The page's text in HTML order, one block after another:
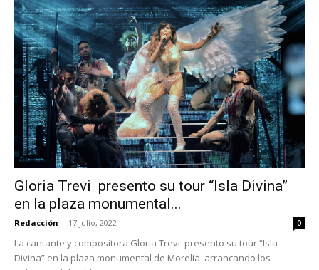
Gloria Trevi presento su tour “Isla Divina”
en la plaza monumental...
Redacción - 17 julio, 2022 0
La cantante y compositora Gloria Trevi presento su tour “Isla
Divina” en la plaza monumental de Morelia arrancando los